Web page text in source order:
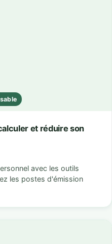
et réduire son
avec les outils
les postes d'émission